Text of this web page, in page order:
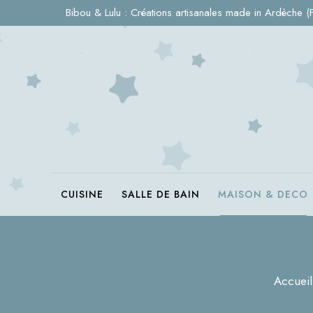
Bibou & Lulu : Créations artisanales made in Ardèche
CUISINE SALLE DE BAIN MAISON & DECO
Accueil